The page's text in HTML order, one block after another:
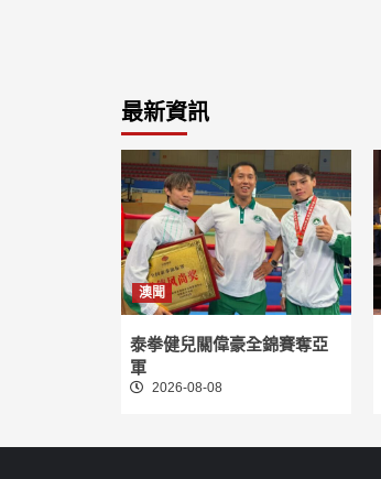
最新資訊
澳聞
泰拳健兒關偉豪全錦賽奪亞
軍
2026-08-08